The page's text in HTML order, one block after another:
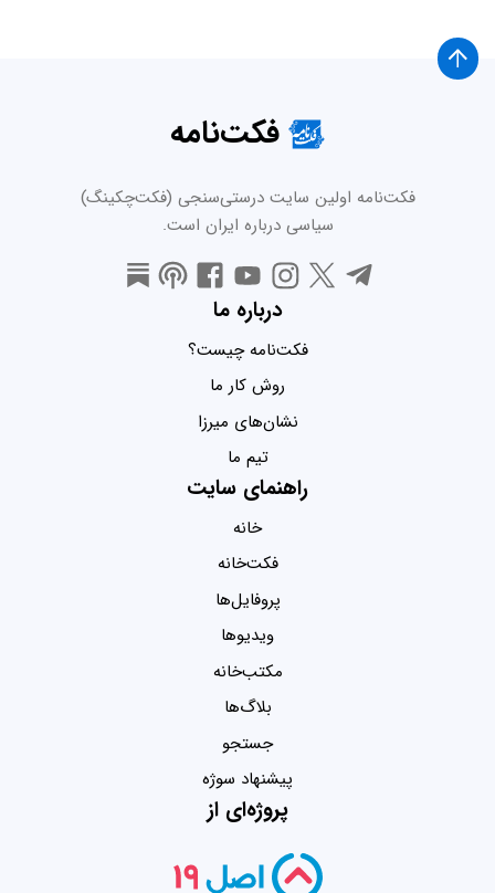
فکت‌نامه
فکت‌نامه اولین سایت درستی‌سنجی (فکت‌چکینگ)
سیاسی درباره ایران است.
درباره ما
فکت‌نامه چیست؟
روش کار ما
نشان‌های میرزا
تیم ما
راهنمای سایت
خانه
فکت‌خانه
پروفایل‌ها
ویدیو‌ها
مکتب‌خانه
بلاگ‌ها
جستجو
پیشنهاد سوژه
پروژه‌ای از